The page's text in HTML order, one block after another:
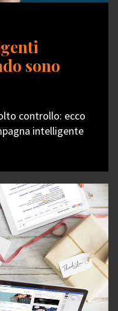
sono
controllo: ecco
intelligente